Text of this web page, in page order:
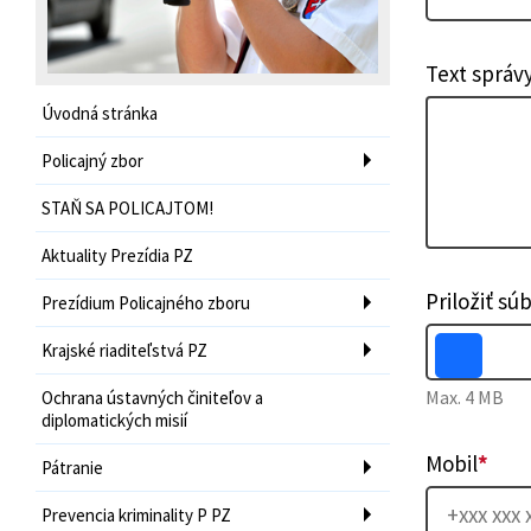
Úvodná stránka
Policajný zbor
STAŇ SA POLICAJTOM!
Aktuality Prezídia PZ
Prezídium Policajného zboru
Krajské riaditeľstvá PZ
Ochrana ústavných činiteľov a
diplomatických misií
Pátranie
Prevencia kriminality P PZ
Text
Priložiť
Max. 4 MB
Mobil*